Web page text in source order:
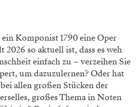
Komponist 1790 eine Oper
2026 so aktuell ist, dass es weh
einfach zu – verzeihen Sie
um dazuzulernen?Oder hat
allen großen Stücken der
großesThema in Noten